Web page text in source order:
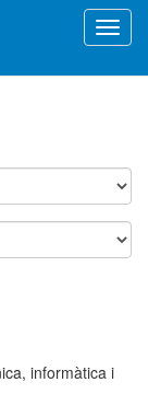
informàtica i